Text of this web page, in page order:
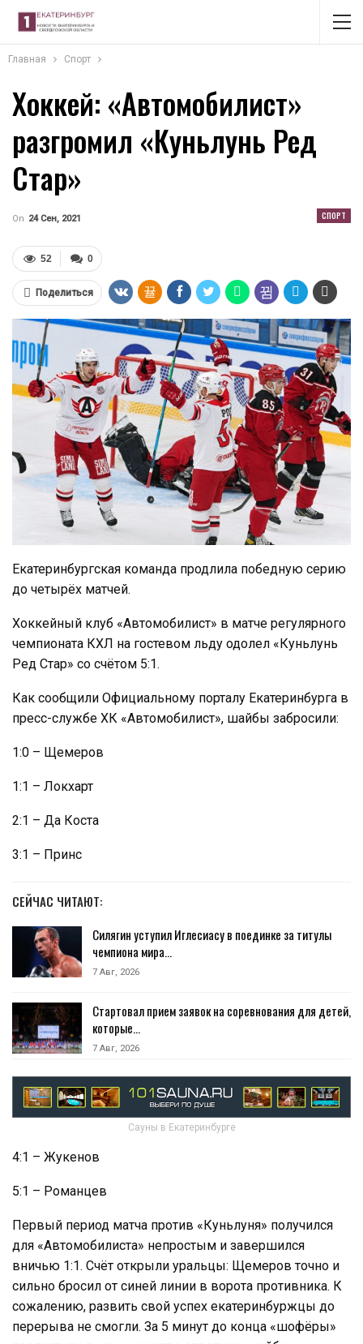
Главная Спорт
Хоккей: «Автомобилист»
разгромил «Куньлунь Ред
Стар»
СПОРТ
On 24 Сен, 2021
0
52
Поделиться
Екатеринбургская команда продлила победную серию
до четырёх матчей.
Хоккейный клуб «Автомобилист» в матче регулярного
чемпионата КХЛ на гостевом льду одолел «Куньлунь
Ред Стар» со счётом 5:1.
Как сообщили Официальному порталу Екатеринбурга в
пресс-службе ХК «Автомобилист», шайбы забросили:
1:0 – Щемеров
1:1 – Локхарт
2:1 – Да Коста
3:1 – Принс
СЕЙЧАС ЧИТАЮТ:
Силягин уступил Иглесиасу в поединке за титулы
чемпиона мира…
7 Авг, 2026
Стартовал прием заявок на соревнования для детей,
которые…
7 Авг, 2026
Сауны в Екатеринбурге
4:1 – Жукенов
5:1 – Романцев
Первый период матча против «Куньлуня» получился
для «Автомобилиста» непростым и завершился
вничью 1:1. Счёт открыли уральцы: Щемеров точно и
сильно бросил от синей линии в ворота противника. К
сожалению, развить свой успех екатеринбуржцы до
перерыва не смогли. За 5 минут до конца «шофёры»